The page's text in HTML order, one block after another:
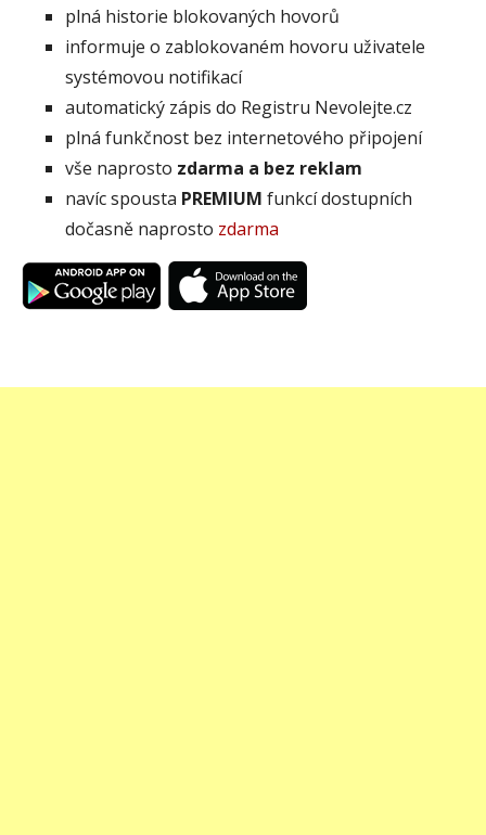
plná historie blokovaných hovorů
informuje o zablokovaném hovoru uživatele
systémovou notifikací
automatický zápis do Registru Nevolejte.cz
plná funkčnost bez internetového připojení
vše naprosto zdarma a bez reklam
navíc spousta PREMIUM funkcí dostupních
dočasně naprosto zdarma